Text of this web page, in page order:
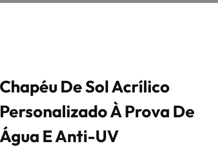
Chapéu De Sol Acrílico
Personalizado À Prova De
Água E Anti-UV